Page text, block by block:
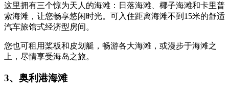
这里拥有三个惊为天人的海滩：日落海滩、椰子海滩和卡里普
索海滩，让您畅享悠闲时光。可入住距离海滩不到15米的舒适
汽车旅馆式经济型房间。
您也可租用桨板和皮划艇，畅游各大海滩，或漫步于海滩之
上，尽情享受海岛之旅。
3、奥利港海滩